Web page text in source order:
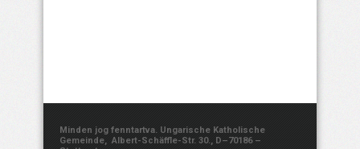
Minden jog fenntartva. Ungarische Katholische
Gemeinde, Albert-Schäffle-Str. 30., D–70186 –